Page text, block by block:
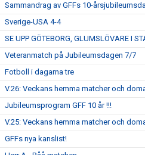
Sammandrag av GFFs 10-
Sverige-USA 4-4
SE UPP GÖTEBORG, GLUMSLÖVARE I
Veteranmatch på Jubileumsdagen 7/7
Fotboll i dagarna tre
V.26: Veckans hemma matcher och
Jubileumsprogram GFF 10 år !!!
V.25: Veckans hemma matcher och
GFFs nya kanslist!